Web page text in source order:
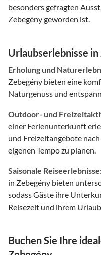
besonders gefragten
Zebegény geworden ist.
Urlaubserlebnisse
Erholung und
Zebegény bieten eine
Naturgenuss und
Outdoor- und
einer Ferienunterkunft
und Freizeitangebote
eigenen Tempo zu planen.
Saisonale
in Zebegény bieten
sodass Gäste ihre
Reisezeit und ihrem
Buchen Sie Ihre